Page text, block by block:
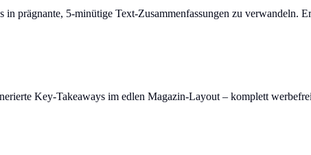
prägnante, 5-minütige Text-Zusammenfassungen zu verwandeln.
Key-Takeaways im edlen Magazin-Layout – komplett